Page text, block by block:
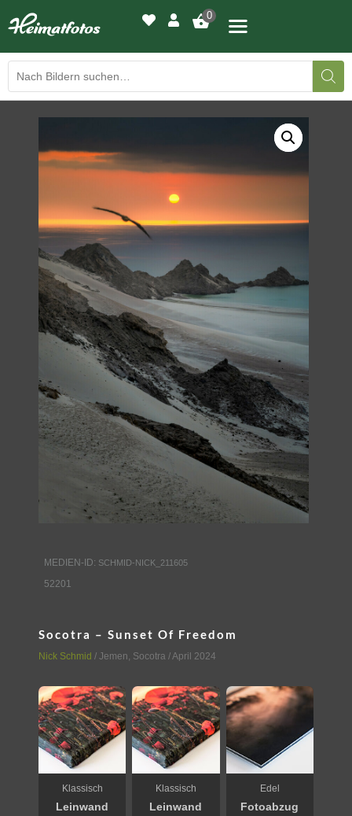
0
DRUCKQUALITÄTEN
LED-LEUCHTBILDER
WIR DRUCKEN IHR BILD
AUSSTELLUNGEN
HEIMATLICHTER
KONTAKT
MEDIEN-ID: SCHMID-NICK_211605
52201
Socotra – Sunset Of Freedom
Nick Schmid / Jemen, Socotra / April 2024
Klassisch
Leinwand
Klassisch
Leinwand
Edel
Fotoabzug